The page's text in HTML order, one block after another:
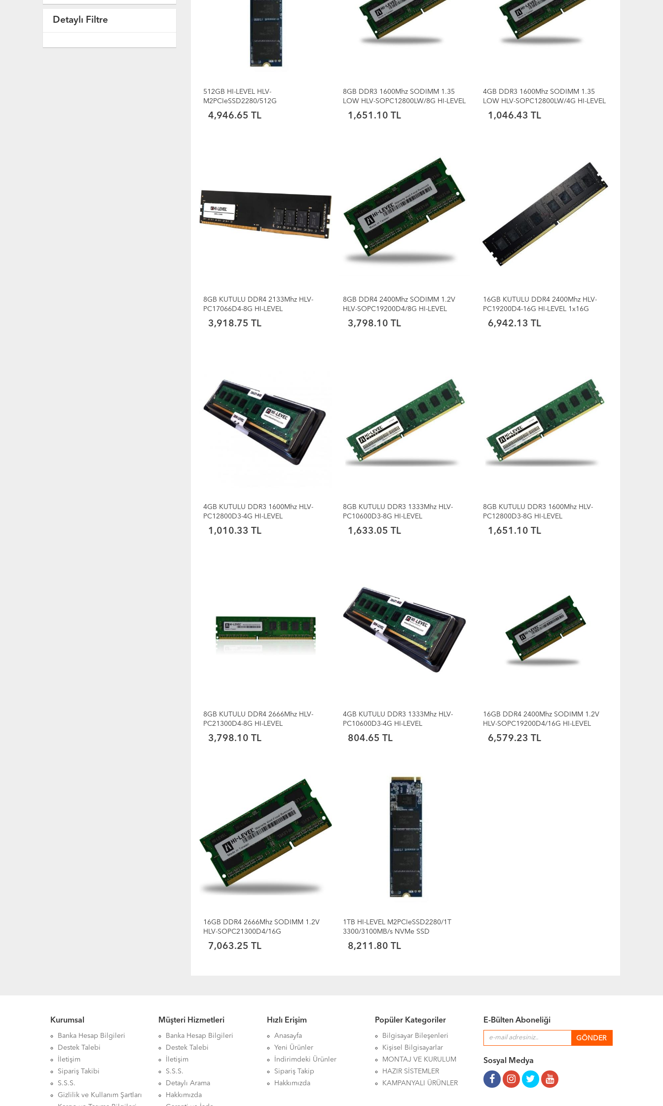
Detaylı Filtre
512GB HI-LEVEL HLV-
M2PCIeSSD2280/512G
3300/3100MB/s M.2 NVMe SSD
4,946.65 TL
8GB DDR3 1600Mhz SODIMM 1.35
LOW HLV-SOPC12800LW/8G HI-LEVEL
1,651.10 TL
4GB DDR3 1600Mhz SODIMM 1.35
LOW HLV-SOPC12800LW/4G HI-LEVEL
1,046.43 TL
8GB KUTULU DDR4 2133Mhz HLV-
PC17066D4-8G HI-LEVEL
3,918.75 TL
8GB DDR4 2400Mhz SODIMM 1.2V
HLV-SOPC19200D4/8G HI-LEVEL
3,798.10 TL
16GB KUTULU DDR4 2400Mhz HLV-
PC19200D4-16G HI-LEVEL 1x16G
6,942.13 TL
4GB KUTULU DDR3 1600Mhz HLV-
PC12800D3-4G HI-LEVEL
1,010.33 TL
8GB KUTULU DDR3 1333Mhz HLV-
PC10600D3-8G HI-LEVEL
1,633.05 TL
8GB KUTULU DDR3 1600Mhz HLV-
PC12800D3-8G HI-LEVEL
1,651.10 TL
8GB KUTULU DDR4 2666Mhz HLV-
PC21300D4-8G HI-LEVEL
3,798.10 TL
4GB KUTULU DDR3 1333Mhz HLV-
PC10600D3-4G HI-LEVEL
804.65 TL
16GB DDR4 2400Mhz SODIMM 1.2V
HLV-SOPC19200D4/16G HI-LEVEL
6,579.23 TL
16GB DDR4 2666Mhz SODIMM 1.2V
HLV-SOPC21300D4/16G
7,063.25 TL
1TB HI-LEVEL M2PCIeSSD2280/1T
3300/3100MB/s NVMe SSD
8,211.80 TL
Kurumsal
Banka Hesap Bilgileri
Destek Talebi
İletişim
Sipariş Takibi
S.S.S.
Gizlilik ve Kullanım Şartları
Müşteri Hizmetleri
Banka Hesap Bilgileri
Destek Talebi
İletişim
S.S.S.
Detaylı Arama
Hakkımızda
Hızlı Erişim
Anasayfa
Yeni Ürünler
İndirimdeki Ürünler
Sipariş Takip
Hakkımızda
Popüler Kategoriler
Bilgisayar Bileşenleri
Kişisel Bilgisayarlar
MONTAJ VE KURULUM
HAZIR SİSTEMLER
KAMPANYALI ÜRÜNLER
E-Bülten Aboneliği
Sosyal Medya